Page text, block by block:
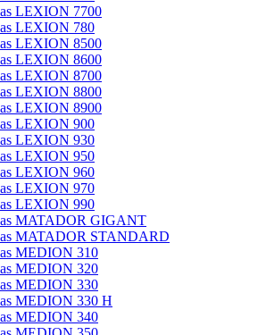
LEXION 7700
LEXION 780
LEXION 8500
LEXION 8600
LEXION 8700
LEXION 8800
LEXION 8900
LEXION 900
LEXION 930
LEXION 950
LEXION 960
LEXION 970
LEXION 990
MATADOR GIGANT
MATADOR STANDARD
MEDION 310
MEDION 320
MEDION 330
MEDION 330 H
MEDION 340